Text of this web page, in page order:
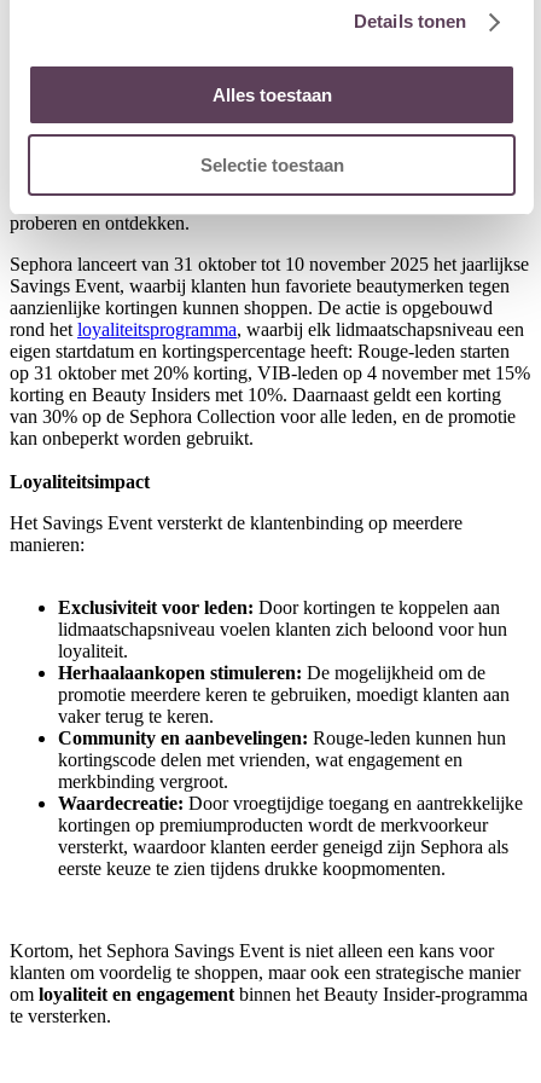
Details tonen
Alles toestaan
Selectie toestaan
Sephora is een internationale cosmeticaketen die make-up,
vindt er zowel bekende merken als exclusieve producten die je niet
overal ziet. De winkels en de app zijn ingericht om je te laten testen,
Sephora is een internationale cosmeticaketen die make-up,
huidverzorging, parfum en andere beautyproducten verkoopt. Je
overal ziet. De winkels en de app zijn ingericht om je te laten testen,
proberen en ontdekken.
Sephora lanceert van 31 oktober tot 10 november 2025 het jaarlijkse
Savings Event, waarbij klanten hun favoriete beautymerken tegen
aanzienlijke kortingen kunnen shoppen. De actie is opgebouwd
rond het loyaliteitsprogramma, waarbij elk lidmaatschapsniveau een
eigen startdatum en kortingspercentage heeft: Rouge-leden starten
op 31 oktober met 20% korting, VIB-leden op 4 november met 15%
korting en Beauty Insiders met 10%. Daarnaast geldt een korting
van 30% op de Sephora Collection voor alle leden, en de promotie
kan onbeperkt worden gebruikt.
Loyaliteitsimpact
Het Savings Event versterkt de klantenbinding op meerdere
manieren:
Exclusiviteit voor leden: Door kortingen te koppelen aan
lidmaatschapsniveau voelen klanten zich beloond voor hun
loyaliteit.
Herhaalaankopen stimuleren: De mogelijkheid om de
promotie meerdere keren te gebruiken, moedigt klanten aan
vaker terug te keren.
Community en aanbevelingen: Rouge-leden kunnen hun
kortingscode delen met vrienden, wat engagement en
merkbinding vergroot.
Waardecreatie: Door vroegtijdige toegang en aantrekkelijke
kortingen op premiumproducten wordt de merkvoorkeur
versterkt, waardoor klanten eerder geneigd zijn Sephora als
eerste keuze te zien tijdens drukke koopmomenten.
Kortom, het Sephora Savings Event is niet alleen een kans voor
klanten om voordelig te shoppen, maar ook een strategische manier
om loyaliteit en engagement binnen het Beauty Insider-programma
te versterken.